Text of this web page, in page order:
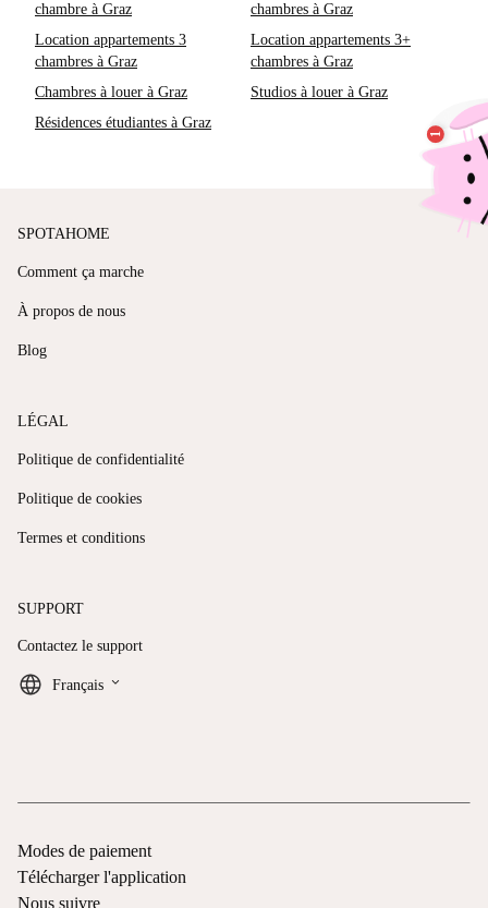
chambre à Graz
chambres à Graz
Location appartements 3
chambres à Graz
Location appartements 3+
chambres à Graz
Chambres à louer à Graz
Studios à louer à Graz
Résidences étudiantes à Graz
SPOTAHOME
Comment ça marche
À propos de nous
Blog
LÉGAL
Politique de confidentialité
Politique de cookies
Termes et conditions
SUPPORT
Contactez le support
Français keyboard_arrow_down
Modes de paiement
Télécharger l'application
Nous suivre